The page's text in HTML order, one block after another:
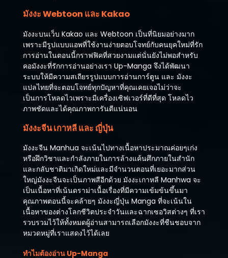
มังงะ Webtoon และ Kakao
มังงะบนเว็บ Kakao และ Webtoon เป็นที่นิยมอย่างมาก
เพราะมีรูปแบบแอพที่ใช้งานง่ายตอบโจทย์กับคนยุคใหม่ที่รัก
การอ่านในตอนนี้กราฟฟิคที่สวยงามแต่นั่นยังไม่พอสำหรับ
คอมังงะที่รักการอ่านอย่างเรา Up-Manga จึงได้พัฒนา
ระบบให้มีความสเถียรรูปแบบการอ่านการ์ตูน และ มังงะ
แปลไทยที่จะตอบโจทย์ทุกปัญหาที่คุณเคยเจอไม่ว่าจะ
เป็นการโหลดไวเพราะมีเครื่องเซิฟเวอร์ที่ดีที่สุด โหลดไว
ภาพชัดและได้คุณภาพการันตีแน่นอน
มังงะจีน เกาหลี และ ญี่ปุ่น
มังงะจีน Manhua จะเน้นไปทางเนื้อหาประมาณค่อยๆเก่ง
หรือฝึกวิชาและกำลังภายในการล้างแค้นศึกภายในสำนัก
และกลับชาติมาเกิดใหม่และมีจำนวนตอนที่เยอะมากส่วน
ใหญ่มังงะจีนจะเป็นภาพสีอีกด้วย มังงะเกาหลี Manhwa จะ
เป็นเนื้อหาที่เน้นดราม่าเนื้อเรื่องที่มีความเข้มข้นขึ้นมา
คุณภาพตอนนี้จะคล้ายๆ มังงะญี่ปุ่น Manga ที่จะเน้นใน
เนื้อหาของต่างโลกชีวิตประจำวันและฉากเซอวิสต่างๆ ที่เรา
รวบรวมไว้ให้ทั้งหมดผู้อ่านสามารถเลือกมังงะที่ชืนชอบจาก
หมวดหมู่ที่เราแสดงไว้ได้เลย
ทำไมต้องอ่าน Up-Manga